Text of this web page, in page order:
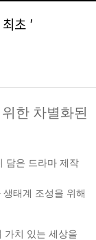
초 ′
한 차별화된
담은 드라마 제작
태계 조성을 위해
가치 있는 세상을